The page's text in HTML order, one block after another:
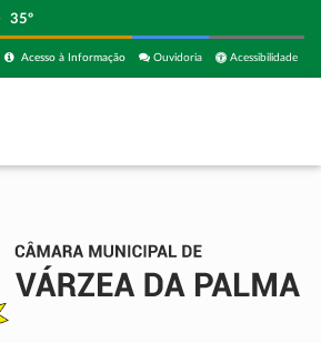
35º
Acessibilidade
Ouvidoria
Acesso à Informação